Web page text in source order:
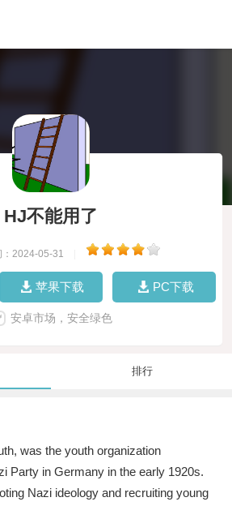
HJ不能用了
：2024-05-31
苹果下载 PC下载
安卓市场，安全绿色
排行
was the youth organization
Party in Germany in the early 1920s.
Nazi ideology and recruiting young